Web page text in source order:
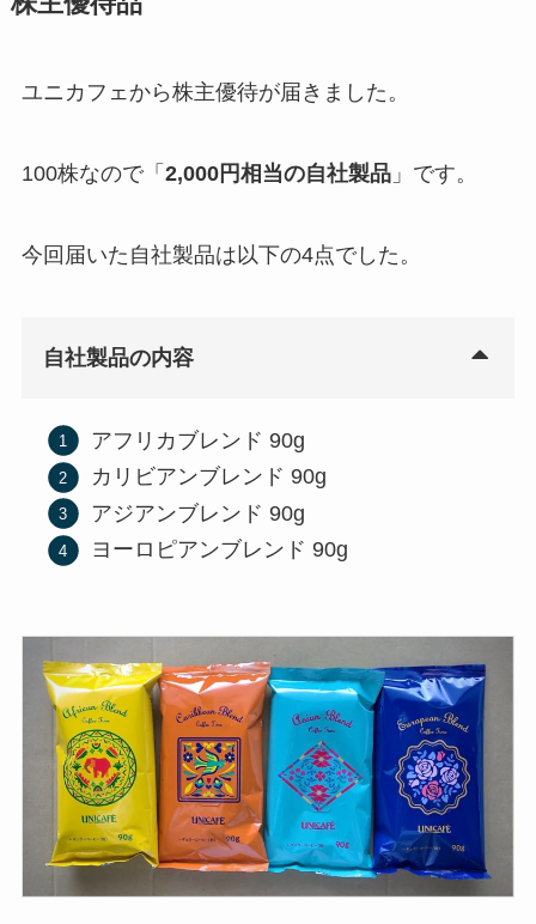
ユニカフェから株主優待が届きました。
100株なので「 2,000円相当の自社製品」です。
今回届いた自社製品は以下の4点でした。
自社製品の内容
アフリカブレンド 90g
カリビアンブレンド 90g
アジアンブレンド 90g
ヨーロピアンブレンド 90g